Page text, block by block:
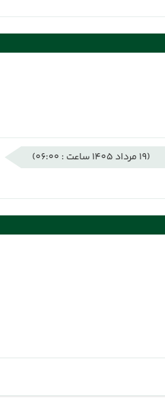
(19 مرداد 1405 ساعت : 06:00)